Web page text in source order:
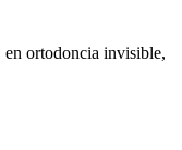
en ortodoncia invisible,